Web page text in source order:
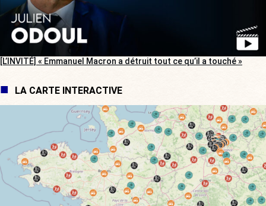
[L’INVITÉ] « Emmanuel Macron a détruit tout ce qu’il a touché »
LA CARTE INTERACTIVE